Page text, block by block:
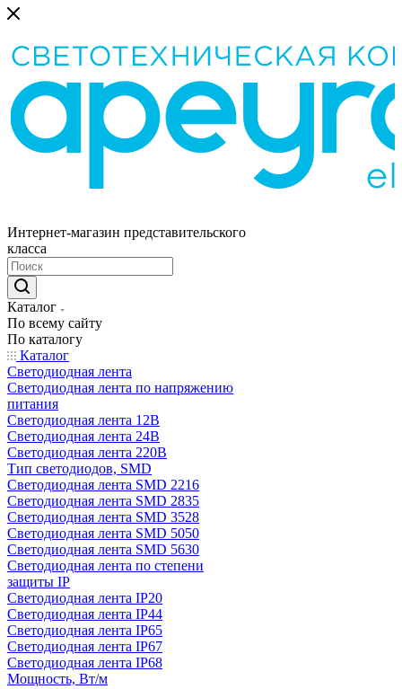
Интернет-магазин представительского
класса
Каталог
По всему сайту
По каталогу
Каталог
Светодиодная лента
Светодиодная лента по напряжению
питания
Светодиодная лента 12В
Светодиодная лента 24В
Светодиодная лента 220В
Тип светодиодов, SMD
Cветодиодная лента SMD 2216
Светодиодная лента SMD 2835
Светодиодная лента SMD 3528
Светодиодная лента SMD 5050
Светодиодная лента SMD 5630
Светодиодная лента по степени
защиты IP
Светодиодная лента IP20
Светодиодная лента IP44
Светодиодная лента IP65
Светодиодная лента IP67
Светодиодная лента IP68
Мощность, Вт/м